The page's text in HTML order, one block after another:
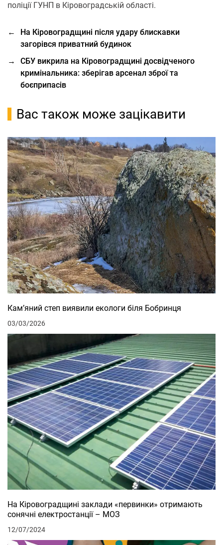
поліції ГУНП в Кіровоградській області.
←
На Кіровоградщині після удару блискавки
загорівся приватний будинок
→
СБУ викрила на Кіровоградщині досвідченого
кримінальника: зберігав арсенал зброї та
боєприпасів
Вас також може зацікавити
Кам’яний степ виявили екологи біля Бобринця
03/03/2026
На Кіровоградщині заклади «первинки» отримають
сонячні електростанції – МОЗ
12/07/2024